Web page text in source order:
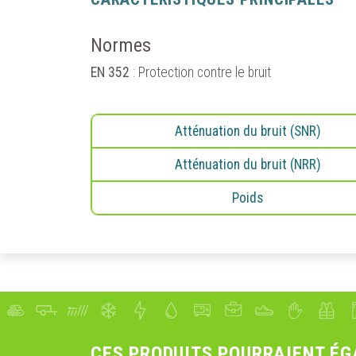
Normes
EN 352 : Protection contre le bruit
Atténuation du bruit (SNR)
Atténuation du bruit (NRR)
Poids
de
Vous